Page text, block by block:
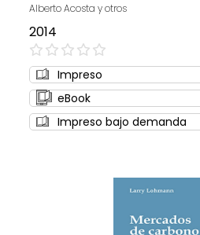
Alberto Acosta y otros
2014
0%
Impreso
eBook
Impreso bajo demanda